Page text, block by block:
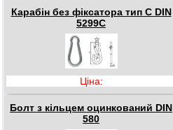
Карабін без фіксатора тип С DIN
5299C
Ціна:
Болт з кільцем оцинкований DIN
580